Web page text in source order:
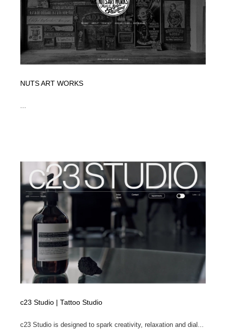
NUTS ART WORKS
c23 Studio | Tattoo Studio
c23 Studio is designed to spark creativity, relaxation and dial...